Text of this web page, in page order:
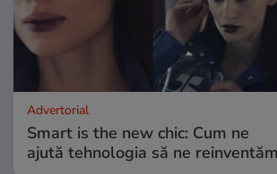
Advertorial
Smart is the new chic: Cum ne
ajută tehnologia să ne reinventăm